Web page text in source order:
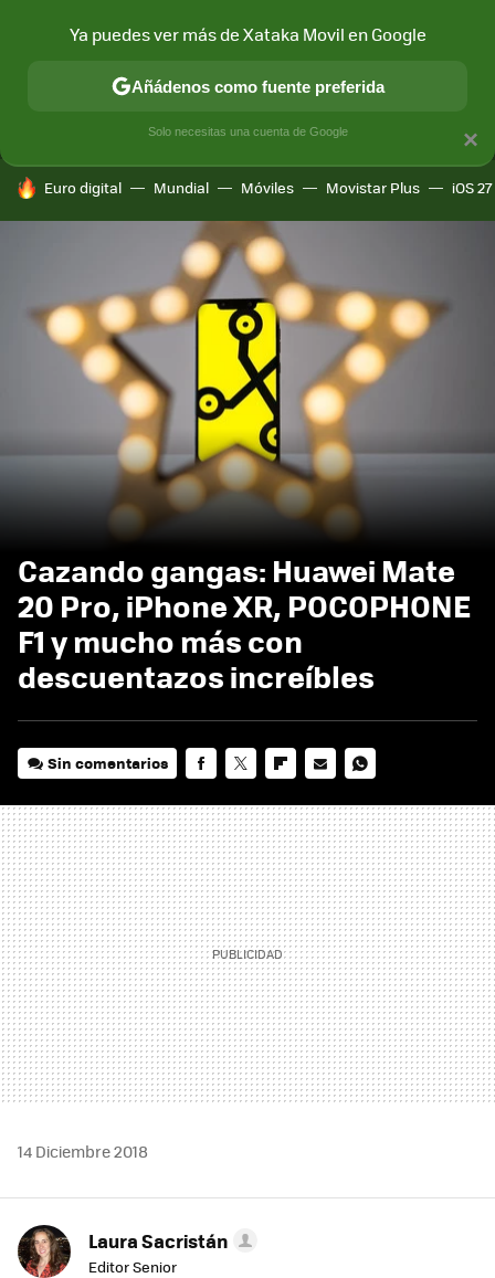
MÓVIL Y SOCIEDAD APLICACIONES
HOY SE HABLA DE
Euro digital Mundial Móviles Movistar Plus iOS 27
Cazando gangas: Huawei Mate
20 Pro, iPhone XR, POCOPHONE
F1 y mucho más con
descuentazos increíbles
Sin comentarios
MAIL
14 Diciembre 2018
Laura Sacristán
Editor Senior
×
Ya puedes ver más de Xataka Movil en Google
Añádenos como fuente preferida
Solo necesitas una cuenta de Google